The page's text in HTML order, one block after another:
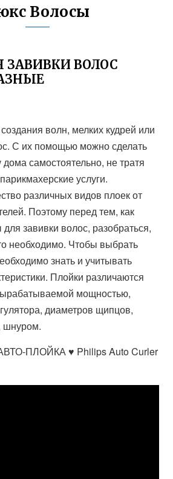
Волосы
ВОЛОС
волн, мелких кудрей или
С их помощью можно сделать
самостоятельно, не тратя
услуги.
различных видов плоек от
Поэтому перед тем, как
завивки волос, разобраться,
необходимо. Чтобы выбрать
знать и учитывать
Плойки различаются
мощностью,
диаметров щипцов,
шнуром.
ПЛОЙКА ♥ Philips Auto Curler